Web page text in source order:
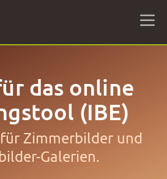
das online
(IBE)
Zimmerbilder und
Galerien.